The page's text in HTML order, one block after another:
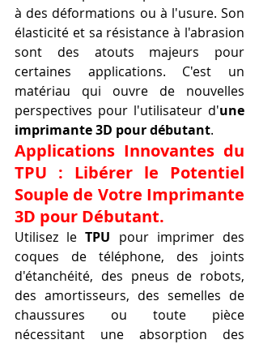
à des déformations ou à l'usure. Son
élasticité et sa résistance à l'abrasion
sont des atouts majeurs pour
certaines applications. C'est un
matériau qui ouvre de nouvelles
perspectives pour l'utilisateur d'une
imprimante 3D pour débutant.
Applications Innovantes du
TPU : Libérer le Potentiel
Souple de Votre Imprimante
3D pour Débutant.
Utilisez le TPU pour imprimer des
coques de téléphone, des joints
d'étanchéité, des pneus de robots,
des amortisseurs, des semelles de
chaussures ou toute pièce
nécessitant une absorption des